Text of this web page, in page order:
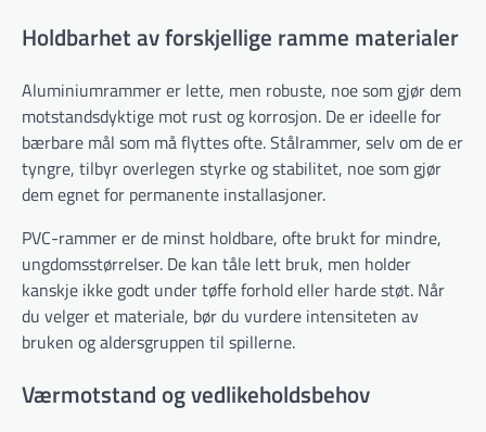
Holdbarhet av forskjellige ramme materialer
Aluminiumrammer er lette, men robuste, noe som gjør dem
motstandsdyktige mot rust og korrosjon. De er ideelle for
bærbare mål som må flyttes ofte. Stålrammer, selv om de er
tyngre, tilbyr overlegen styrke og stabilitet, noe som gjør
dem egnet for permanente installasjoner.
PVC-rammer er de minst holdbare, ofte brukt for mindre,
ungdomsstørrelser. De kan tåle lett bruk, men holder
kanskje ikke godt under tøffe forhold eller harde støt. Når
du velger et materiale, bør du vurdere intensiteten av
bruken og aldersgruppen til spillerne.
Værmotstand og vedlikeholdsbehov